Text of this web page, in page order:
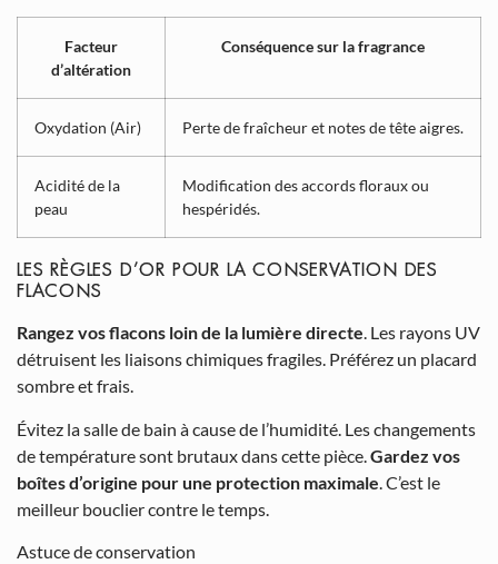
Facteur
d’altération
Conséquence sur la fragrance
Oxydation (Air) Perte de fraîcheur et notes de tête aigres.
Acidité de la
peau
Modification des accords floraux ou
hespéridés.
LES RÈGLES D’OR POUR LA CONSERVATION DES
FLACONS
Rangez vos flacons loin de la lumière directe. Les rayons UV
détruisent les liaisons chimiques fragiles. Préférez un placard
sombre et frais.
Évitez la salle de bain à cause de l’humidité. Les changements
de température sont brutaux dans cette pièce. Gardez vos
boîtes d’origine pour une protection maximale . C’est le
meilleur bouclier contre le temps.
Astuce de conservation